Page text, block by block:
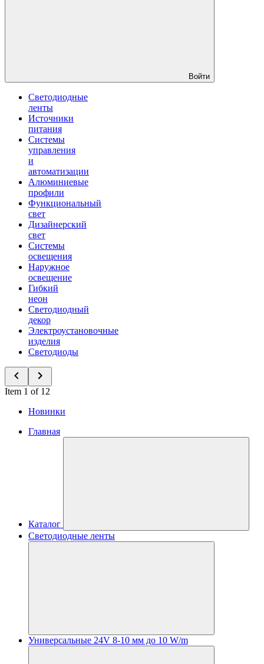
Войти
Светодиодные
ленты
Источники
питания
Системы
управления
и
автоматизации
Алюминиевые
профили
Функциональный
свет
Дизайнерский
свет
Системы
освещения
Наружное
освещение
Гибкий
неон
Светодиодный
декор
Электроустановочные
изделия
Светодиоды
Item 1 of 12
Новинки
Главная
Каталог
Светодиодные ленты
Универсальные 24V 8-10 мм до 10 W/m